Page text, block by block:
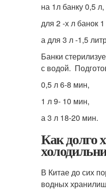
на 1л банку 0,5 л,
для 2 -х л банок
а для 3 л -1,5
Банки
с водой.
0,5 л 6-8 мин,
1 л 9- 10 мин,
а 3 л 18-20 мин.
Как долго
В Китае до сих
водных